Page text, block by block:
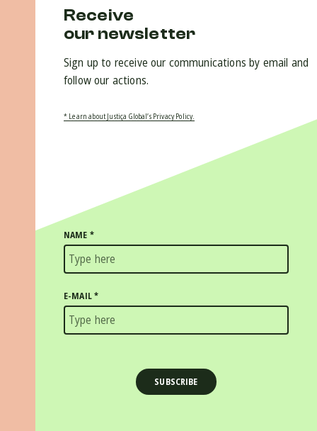
Receive
our newsletter
Sign up to receive our communications by email and
follow our actions.
* Learn about Justiça Global’s Privacy Policy.
NAME *
E-MAIL*